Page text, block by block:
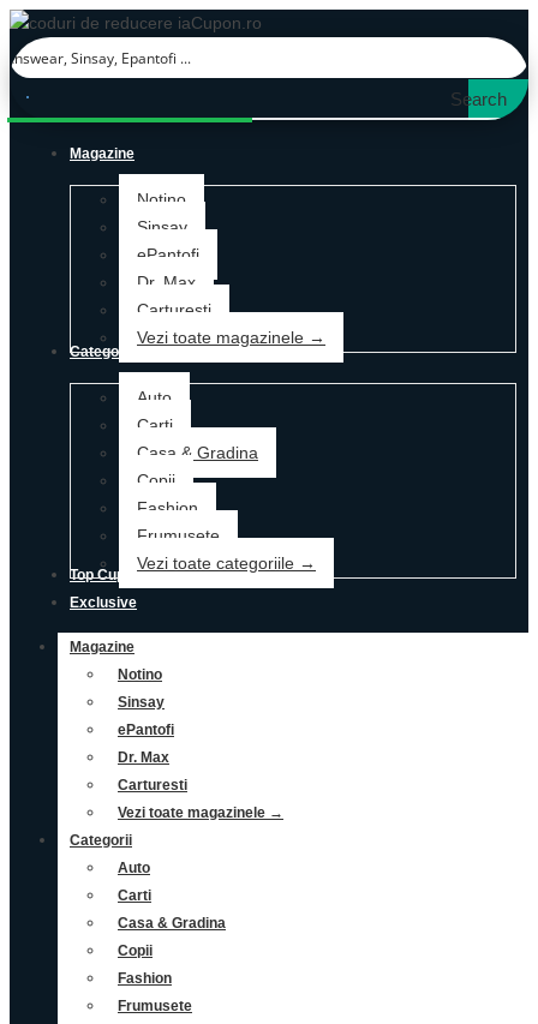
Search
Magazine
Notino
Sinsay
ePantofi
Dr. Max
Carturesti
Vezi toate magazinele →
Categorii
Auto
Carti
Casa & Gradina
Copii
Fashion
Frumusete
Vezi toate categoriile →
Top Cupoane
Exclusive
Magazine
Notino
Sinsay
ePantofi
Dr. Max
Carturesti
Vezi toate magazinele →
Categorii
Auto
Carti
Casa & Gradina
Copii
Fashion
Frumusete